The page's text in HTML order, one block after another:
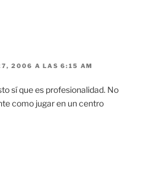
2006 A LAS 6:15 AM
sí que es profesionalidad. No
como jugar en un centro